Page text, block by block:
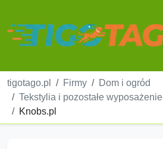
tigotago.pl Firmy
Dom i ogród
Tekstylia i pozostałe wyposażenie
Knobs.pl